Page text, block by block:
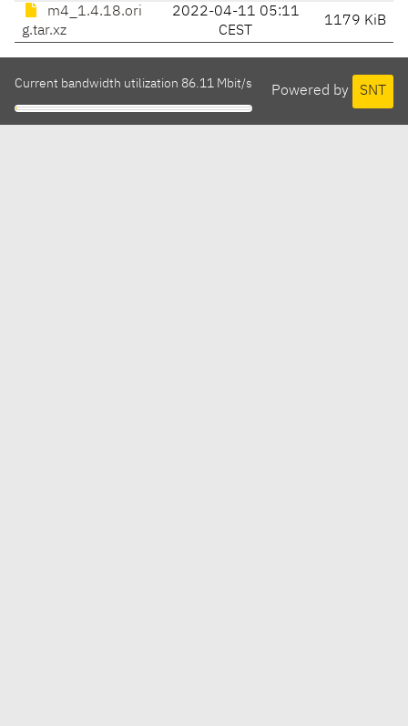
m4_1.4.18.ori
g.tar.xz
2022-04-11 05:11
CEST
1179 KiB
Powered by SNT
Current bandwidth utilization 86.11 Mbit/s